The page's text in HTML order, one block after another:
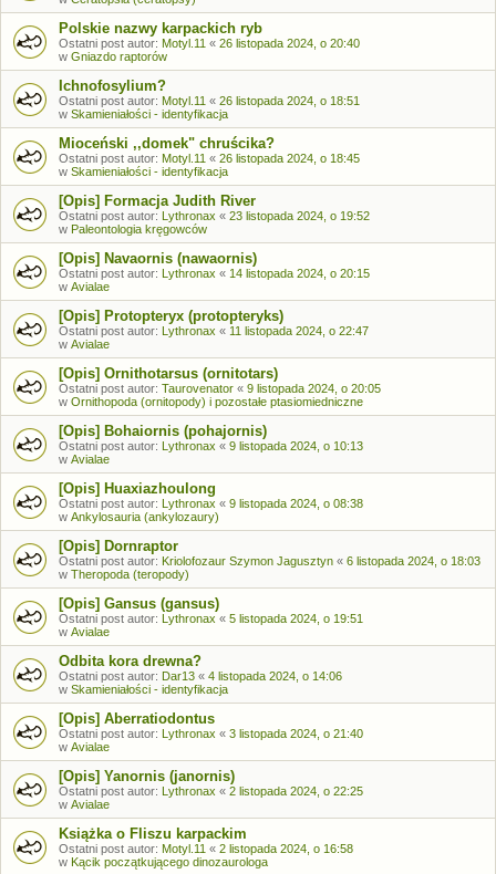
Polskie nazwy karpackich ryb
Ostatni post autor: Motyl.11 « 26 listopada 2024, o 20:40
w Gniazdo raptorów
Ichnofosylium?
Ostatni post autor: Motyl.11 « 26 listopada 2024, o 18:51
w Skamieniałości - identyfikacja
Mioceński ,,domek" chruścika?
Ostatni post autor: Motyl.11 « 26 listopada 2024, o 18:45
w Skamieniałości - identyfikacja
[Opis] Formacja Judith River
Ostatni post autor: Lythronax « 23 listopada 2024, o 19:52
w Paleontologia kręgowców
[Opis] Navaornis (nawaornis)
Ostatni post autor: Lythronax « 14 listopada 2024, o 20:15
w Avialae
[Opis] Protopteryx (protopteryks)
Ostatni post autor: Lythronax « 11 listopada 2024, o 22:47
w Avialae
[Opis] Ornithotarsus (ornitotars)
Ostatni post autor: Taurovenator « 9 listopada 2024, o 20:05
w Ornithopoda (ornitopody) i pozostałe ptasiomiedniczne
[Opis] Bohaiornis (pohajornis)
Ostatni post autor: Lythronax « 9 listopada 2024, o 10:13
w Avialae
[Opis] Huaxiazhoulong
Ostatni post autor: Lythronax « 9 listopada 2024, o 08:38
w Ankylosauria (ankylozaury)
[Opis] Dornraptor
Ostatni post autor: Kriolofozaur Szymon Jagusztyn « 6 listopada 2024, o 18:03
w Theropoda (teropody)
[Opis] Gansus (gansus)
Ostatni post autor: Lythronax « 5 listopada 2024, o 19:51
w Avialae
Odbita kora drewna?
Ostatni post autor: Dar13 « 4 listopada 2024, o 14:06
w Skamieniałości - identyfikacja
[Opis] Aberratiodontus
Ostatni post autor: Lythronax « 3 listopada 2024, o 21:40
w Avialae
[Opis] Yanornis (janornis)
Ostatni post autor: Lythronax « 2 listopada 2024, o 22:25
w Avialae
Książka o Fliszu karpackim
Ostatni post autor: Motyl.11 « 2 listopada 2024, o 16:58
w Kącik początkującego dinozaurologa